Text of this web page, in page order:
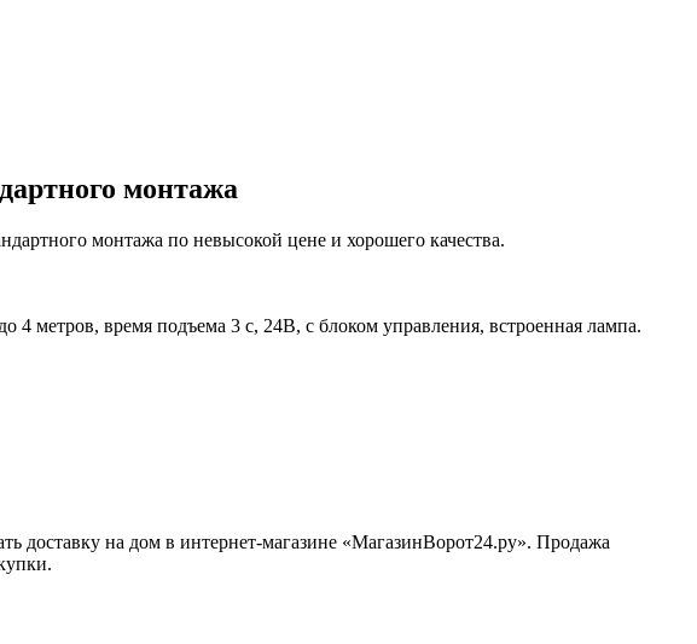
монтажа
монтажа по невысокой цене и хорошего качества.
4 метров, время подъема 3 c, 24В, с блоком управления, встроенная лампа.
доставку на дом в интернет-магазине «МагазинВорот24.ру». Продажа